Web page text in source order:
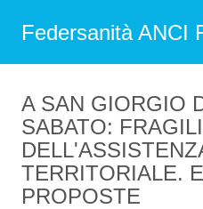
Federsanità ANCI
A SAN GIORGIO
SABATO:
TERRITORIALE.
PROPOSTE